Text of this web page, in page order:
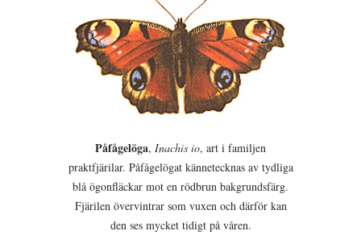
Påfågelöga, Inachis io, art i familjen
praktfjärilar. Påfågelögat kännetecknas av tydliga
blå ögonfläckar mot en rödbrun bakgrundsfärg.
Fjärilen övervintrar som vuxen och därför kan
den ses mycket tidigt på våren.